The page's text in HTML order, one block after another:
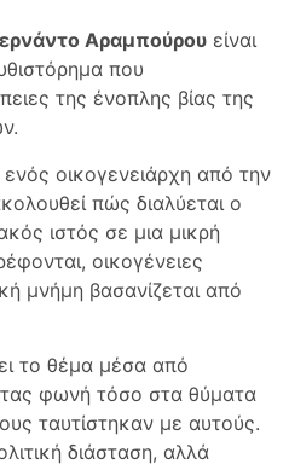
Αραμπούρου είναι
που
της ένοπλης βίας της
οικογενειάρχη από την
πώς διαλύεται ο
ιστός σε μια μικρή
οικογένειες
μνήμη βασανίζεται από
το θέμα μέσα από
φωνή τόσο στα θύματα
ταυτίστηκαν με αυτούς.
διάσταση, αλλά